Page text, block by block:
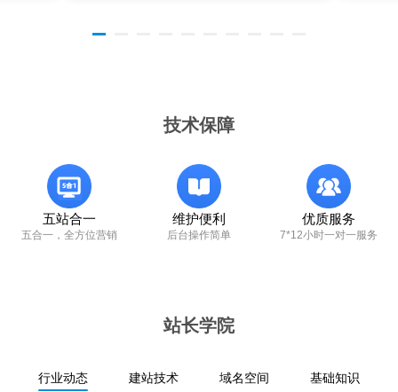
技术保障
五站合一
五合一，全方位营销
维护便利
后台操作简单
优质服务
7*12小时一对一服务
站长学院
行业动态 建站技术 域名空间
基础知识